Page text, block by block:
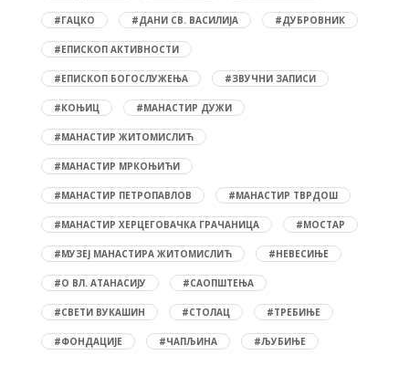
#ГАЦКО #ДАНИ СВ. ВАСИЛИЈА #ДУБРОВНИК
#ЕПИСКОП АКТИВНОСТИ
#ЕПИСКОП БОГОСЛУЖЕЊА #ЗВУЧНИ ЗАПИСИ
#КОЊИЦ #МАНАСТИР ДУЖИ
#МАНАСТИР ЖИТОМИСЛИЋ
#МАНАСТИР МРКОЊИЋИ
#МАНАСТИР ПЕТРОПАВЛОВ #МАНАСТИР ТВРДОШ
#МАНАСТИР ХЕРЦЕГОВАЧКА ГРАЧАНИЦА #МОСТАР
#МУЗЕЈ МАНАСТИРА ЖИТОМИСЛИЋ #НЕВЕСИЊЕ
#О ВЛ. АТАНАСИЈУ #САОПШТЕЊА
#СВЕТИ ВУКАШИН #СТОЛАЦ #ТРЕБИЊЕ
#ФОНДАЦИЈЕ #ЧАПЉИНА #ЉУБИЊЕ